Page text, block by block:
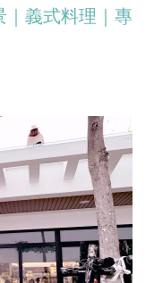
義式料理｜專